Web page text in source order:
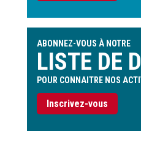
ABONNEZ-VOUS À NOTRE
LISTE DE
POUR CONNAITRE NOS
Inscrivez-vous